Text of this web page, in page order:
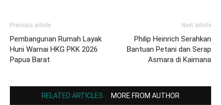
Previous article
Pembangunan Rumah Layak
Huni Warnai HKG PKK 2026
Papua Barat
Next article
Philip Heinrich Serahkan
Bantuan Petani dan Serap
Asmara di Kaimana
RELATED ARTICLES MORE FROM AUTHOR